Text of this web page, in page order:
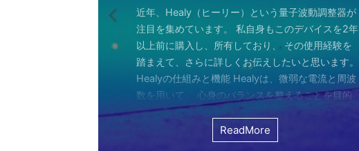
地面に落ちる繊細な音。 それぞれが奏でるハーモ
ニーは、 私たちの心に特別な空間を作り出してく
れます。 雨は大地だけでなく、心も潤す 今日は何
となく、 降り続ける雨を眺めていました。 最初は
予定していた釣りができなくなり、少し残念に思い
ました。 でも、温かいコーヒーを入れ、 窓辺に座
って雨景色を眺めていると、不思議と心が落ち着い
てきたのです。 雨は自然界の浄化装置です。 土埃
を洗い流し、植物に命の水を与え、空気を清 ...
ReadMore
の花粉、そして黄砂ヤバくないですか？ マスクを
して、目をゴロゴロさせながら、くしゃみと戦う
日々。 朝起きたときから、鼻水との格闘が始まり
ます。 先日、電車の中で、目を真っ赤にして、テ
ィッシュを使い果たした私。 周りの人たちも同じ
ような状態で、まるで「花粉症戦争」の真っ只中。
そんな辛い朝、ふと考えました。 この花粉症との
戦いって、進学や就職前の気持ちに似ているな、
と。 先の見えない不安、どうしようもない状況、
ReadMore
近年、Healy（ヒーリー）という量子波動調整器が
注目を集めています。 私自身もこのデバイスを2年
以上前に購入し、所有しており、 その使用経験を
踏まえて、さらに詳しくお伝えしたいと思います。
Healyの仕組みと機能 Healyは、微弱な電流と周波
数を用いて、 心身のバランスを整えることを目的
としたウェアラブルデバイスです。 専用のアプリ
と連携し、電極を介して身体に微弱な電流を流すこ
とで、 個人の必要とする周波数を分析・適用しま
ReadMore
ですが、 気づいたら政治とか社会問題のニュース
ばかり見ていました。 特にトランプの発言やDSの
悪行、財務省解体、１０３万円の壁など・・・・。
別にそれを見て何かが解決できるわけではないの
に、 どんどんハマってしまいました。 なんだか、
自分の心のモヤモヤを代弁してくれる感じがするの
でしょうか？ つい次々と見てしまうのです。 そし
て、気づいたら めちゃくちゃ波動が下がっていま
した！（笑） どうして気づいたのかといえば ...
ReadMore
と、 今、全然そうなっていない。 地位も名誉もな
い。お金もない。自由もない（笑） でもねぇ、 た
まにそれでもいいわと思える時もあるんです。 そ
んなことは問題じゃなくて、 今ここに生きている
ことだけで幸せという時がある。 それは、どうい
うときかといえば 今ここにいる時 今に集中して、
今を楽しんでいるとき。 先日ワカサギ釣りに行き
ました。 氷に穴をあけて糸を垂らすやつ。 &nb ...
ReadMore
正月という感覚はありませんね。 いつの間にか年
が明けて、 いつの間にか過ぎ去っていく。 なんて
書くと、新年から暗いかな（笑） まあ、それだけ
歳をとったということでしょう。 昨年末は結構忙
しくてきつかったのですが、 年始は暇。 暇になる
と思うことはありますよね。 自分は今ここを生き
ているのか？ 我々の現実は今ここだけなのです
が、 未来を見ちゃったり、過去を悔んだり &nbsp
ReadMore
なー みたいなブログを書いたと思います。 Healy
とは Healyはドイツで研究開発され、製造された最
新の人工知能を利用した 健康をサポートする製品
です。 弱い電気パルスを使用して体をよりバラン
スのとれた状態にする、 周波数応用のアイデアに
基づいて設計された小型の電子デバイスです。 細
胞レベルで人体を調整し、健康的な生活をサポート
します。 そうなんです。 あんまり使っていませ
ん。 というのも しばらく意欲というか、やる気が
ReadMore
入してしまいました。 これで今まで使っていた
ipad Pro(初代）とはおさらばです。 特に困ってい
たわけでもなく、iPad自体はほとんど使っていなか
ったので 変えなくても良かったのですが、 気分で
す（笑） こういうの重要ですよね。 気分が乗った
からやるというノリ。 実際変えてみてUSBーC端
子はすごくいい。 Lightningの呪縛から解放される
のだけでも めちゃくちゃいい。 &n ...
ReadMore
いて触れてみる。 こちら小さい割には結構高いデ
バイスです。 買う時も結構迷いました。 でもねぇ
やっぱり限られた人生 波動を良くして豊かな人生
を送りたいじゃないですか。 だから、多少の投資
は仕方ないし 試してみないとわからないと購入し
ました。 それでです。 一年ぐらいはほどほどに使
っていたのはいたのですが、 やはり実感がね。 良
くなっているという実感が乏しい。 これ、たぶん
宗教と同じで 一人でやっているからだと思う。 近
ReadMore
な通訳だと思う水原さんが解雇されたようです。
それも違法賭博か・・・ 違法かどうかは別として
賭博が原因で解雇とは・・・ とってもつらい。 自
分は特に野球が好きとか 大谷さんが好きというな
わけではないし、 水原さんに思い入れがあるわけ
でもない。 でもねえ・・・ 今の水原さんの気持ち
を考えるとなんかつらい。 というのも、多額の借
金を背負いながら 何とかしたいと日々思いながら
一生懸命仕事していたわけでしょ。 ...
ReadMore